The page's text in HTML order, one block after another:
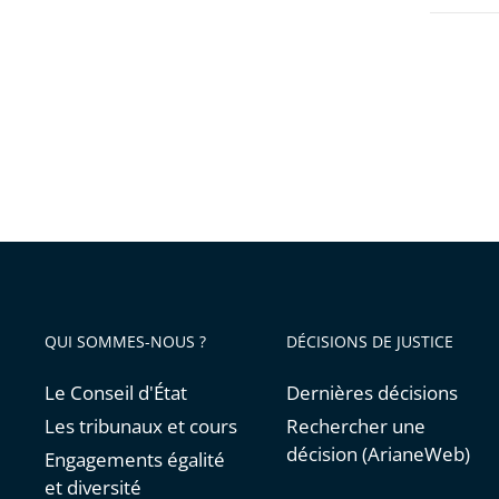
QUI SOMMES-NOUS ?
Le Conseil d'État
Les tribunaux et cours
Engagements égalité
et diversité
DÉCISIONS DE JUSTICE
Dernières décisions
Rechercher une
décision (ArianeWeb)